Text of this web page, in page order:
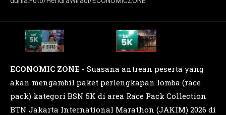
ECONOMIC ZONE - Suasana antrean peserta yang
akan mengambil paket perlengkapan lomba (race
pack) kategori BSN 5K di area Race Pack Collection
BTN Jakarta International Marathon (JAKIM) 2026 di